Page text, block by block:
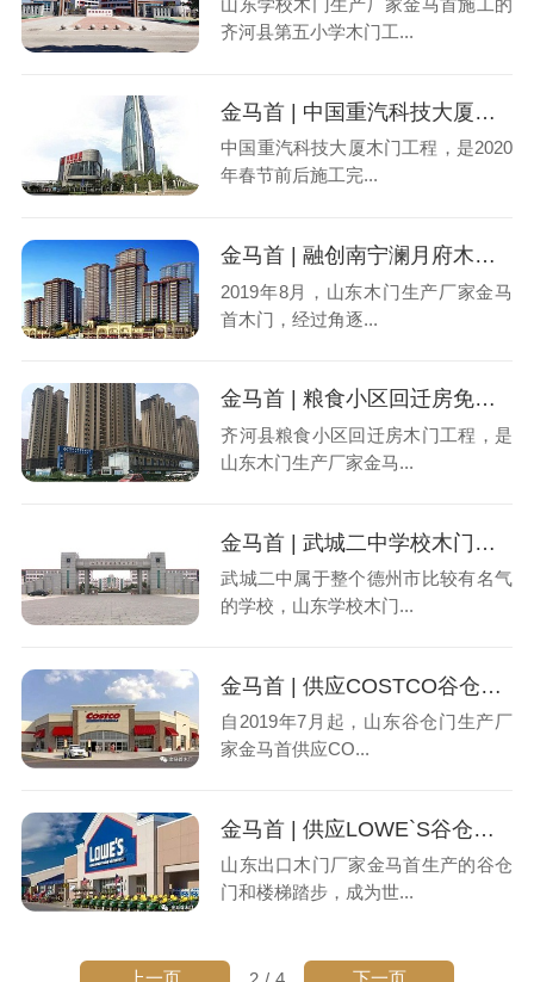
山东学校木门生产厂家金马首施工的
齐河县第五小学木门工...
金马首 | 中国重汽科技大厦木门工程
中国重汽科技大厦木门工程，是2020
年春节前后施工完...
金马首 | 融创南宁澜月府木门工程
2019年8月，山东木门生产厂家金马
首木门，经过角逐...
金马首 | 粮食小区回迁房免漆门工程
齐河县粮食小区回迁房木门工程，是
山东木门生产厂家金马...
金马首 | 武城二中学校木门工程
武城二中属于整个德州市比较有名气
的学校，山东学校木门...
金马首 | 供应COSTCO谷仓门项目
自2019年7月起，山东谷仓门生产厂
家金马首供应CO...
金马首 | 供应LOWE`S谷仓门项目
山东出口木门厂家金马首生产的谷仓
门和楼梯踏步，成为世...